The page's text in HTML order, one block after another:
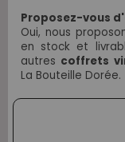
Proposez-vous
Oui, nous
en stock et
autres coffrets
La Bouteille Dorée.